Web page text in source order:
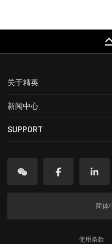
关于精英
新闻中心
SUPPORT
简体
使用条款